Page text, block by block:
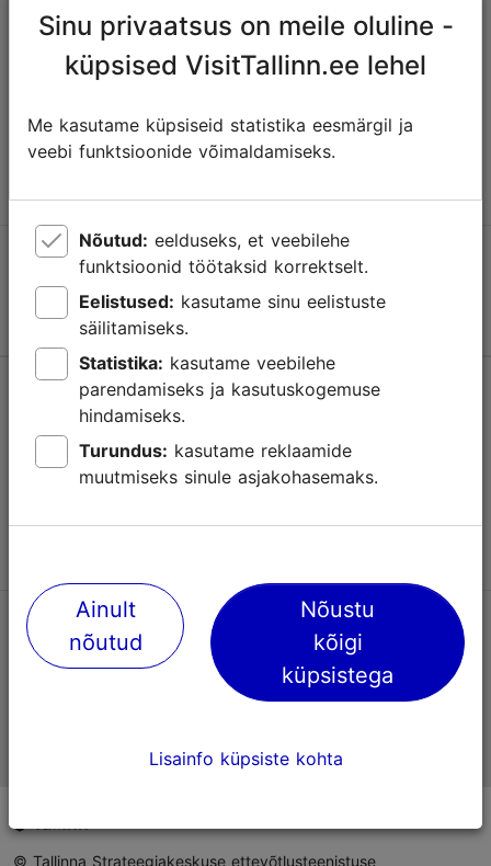
Tallinna turismiinfokeskus
Niguliste 2, 10146 Tallinn, Eesti
info@visittallinn.ee
Jälgi meid @ VisitTallinn
Kasutajatingimused
Võta meiega ühendust
TripAdvisori® hinnangud ja arvustused
© Tallinna Strateegiakeskuse ettevõtlusteenistuse
Sinu privaatsus on meile oluline -
küpsised VisitTallinn.ee lehel
Me kasutame küpsiseid statistika eesmärgil ja
veebi funktsioonide võimaldamiseks.
Nõutud:
funktsioonid töötaksid korrektselt.
Eelistused:
säilitamiseks.
Statistika:
parendamiseks ja kasutuskogemuse
hindamiseks.
Turundus:
muutmiseks sinule asjakohasemaks.
Ainult
nõutud
Nõustu
kõigi
küpsistega
Lisainfo küpsiste kohta